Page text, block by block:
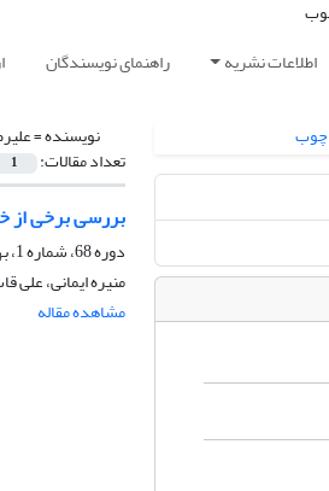
اطلاعات نشریه راهنمای نویسندگان
نویسنده =
تعداد مقالات: 1
بررسی برخی از
دوره 68، شماره 1، بهار 1394، صفحه
منیره ایمانی، علی
مشاهده مقاله